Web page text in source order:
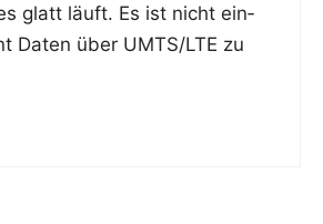
glatt läuft. Es ist nicht ein­
Daten über UMTS/LTE zu